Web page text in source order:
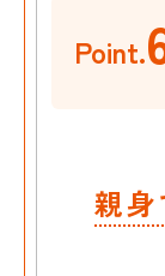
Point.
親身